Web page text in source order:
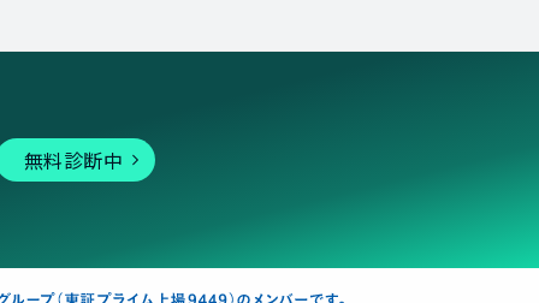
無料診断中